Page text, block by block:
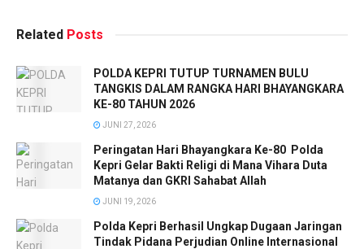
Related Posts
POLDA KEPRI TUTUP TURNAMEN BULU
TANGKIS DALAM RANGKA HARI BHAYANGKARA
KE-80 TAHUN 2026
JUNI 27, 2026
Peringatan Hari Bhayangkara Ke-80 Polda
Kepri Gelar Bakti Religi di Mana Vihara Duta
Matanya dan GKRI Sahabat Allah
JUNI 19, 2026
Polda Kepri Berhasil Ungkap Dugaan Jaringan
Tindak Pidana Perjudian Online Internasional